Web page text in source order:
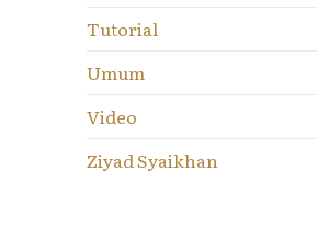
Tutorial
Umum
Video
Ziyad Syaikhan